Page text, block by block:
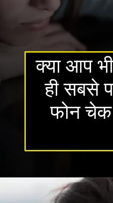
क्या आप
ही सबसे
फोन